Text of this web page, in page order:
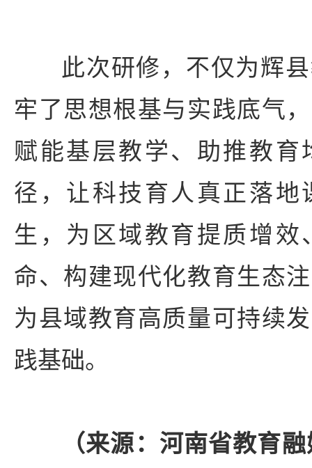
此次研修，不仅为辉
牢了思想根基与实践底气
赋能基层教学、助推教育
径，让科技育人真正落地
生，为区域教育提质增效
命、构建现代化教育生态
为县域教育高质量可持续
践基础。
（来源：河南省教育